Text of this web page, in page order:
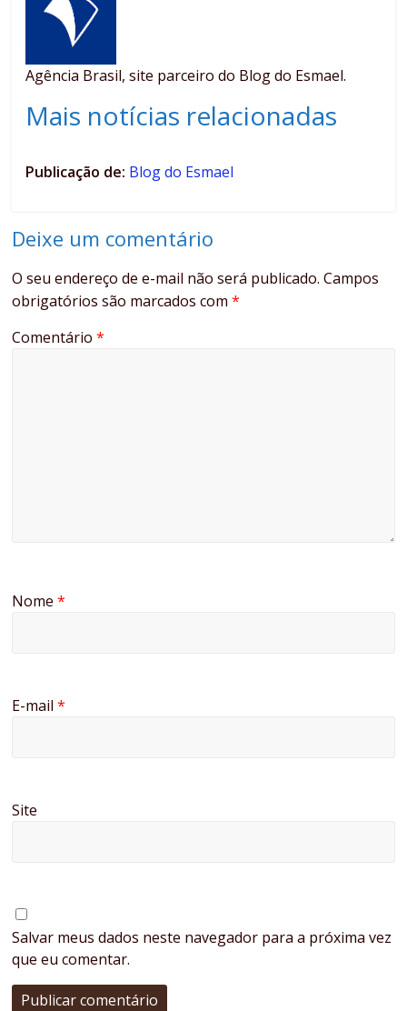
Agência Brasil, site parceiro do Blog do Esmael.
Mais notícias relacionadas
Publicação de: Blog do Esmael
Deixe um comentário
O seu endereço de e-mail não será publicado. Campos
obrigatórios são marcados com*
Comentário*
Nome*
E-mail*
Site
Salvar meus dados neste navegador para a próxima vez
que eu comentar.